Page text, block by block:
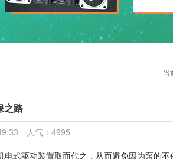
当
之路
人气：4995
式驱动装置取而代之，从而避免因为泵的不